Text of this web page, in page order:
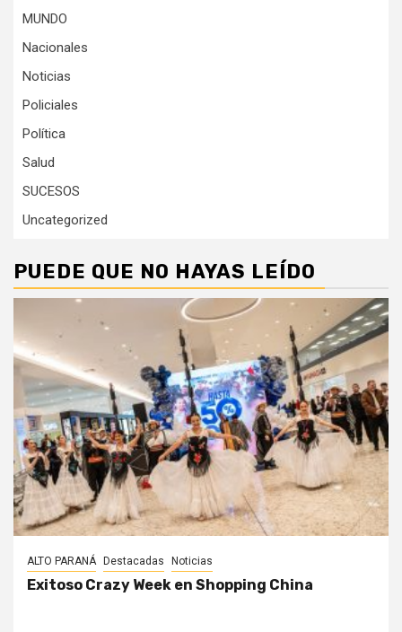
MUNDO
Nacionales
Noticias
Policiales
Política
Salud
SUCESOS
Uncategorized
PUEDE QUE NO HAYAS LEÍDO
ALTO PARANÁ Destacadas Noticias
Exitoso Crazy Week en Shopping China